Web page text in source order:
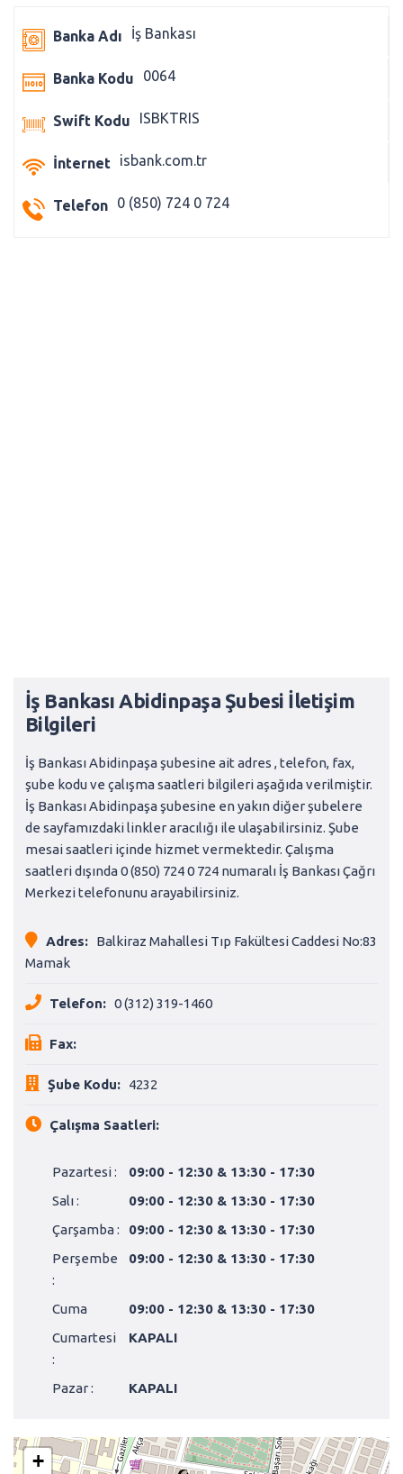
Banka Adı İş Bankası
Banka Kodu 0064
Swift Kodu ISBKTRIS
İnternet isbank.com.tr
Telefon 0 (850) 724 0 724
İş Bankası Abidinpaşa Şubesi İletişim
Bilgileri
İş Bankası Abidinpaşa şubesine ait adres , telefon, fax,
şube kodu ve çalışma saatleri bilgileri aşağıda verilmiştir.
İş Bankası Abidinpaşa şubesine en yakın diğer şubelere
de sayfamızdaki linkler aracılığı ile ulaşabilirsiniz. Şube
mesai saatleri içinde hizmet vermektedir. Çalışma
saatleri dışında 0 (850) 724 0 724 numaralı İş Bankası Çağrı
Merkezi telefonunu arayabilirsiniz.
Adres:
Balkiraz Mahallesi Tıp Fakültesi Caddesi No:83
Mamak
Telefon: 0 (312) 319-1460
Fax:
Şube Kodu: 4232
Çalışma Saatleri:
Pazartesi :
09:00 - 12:30 & 13:30 - 17:30
Salı :
09:00 - 12:30 & 13:30 - 17:30
Çarşamba :
09:00 - 12:30 & 13:30 - 17:30
Perşembe
:
09:00 - 12:30 & 13:30 - 17:30
Cuma
09:00 - 12:30 & 13:30 - 17:30
Cumartesi
:
KAPALI
Pazar : KAPALI
+